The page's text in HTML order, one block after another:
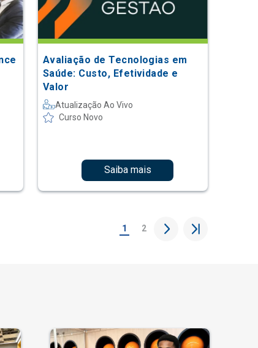
Avaliação de Tecnologias em
Saúde: Custo, Efetividade e
Valor
Atualização Ao Vivo
Curso Novo
Saiba mais
1 2